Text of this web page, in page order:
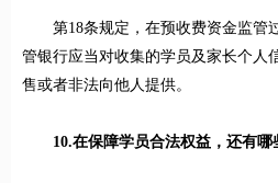
第18条规定，在预收费资金监管
管银行应当对收集的学员及家长个人
售或者非法向他人提供。
10.在保障学员合法权益，还有哪